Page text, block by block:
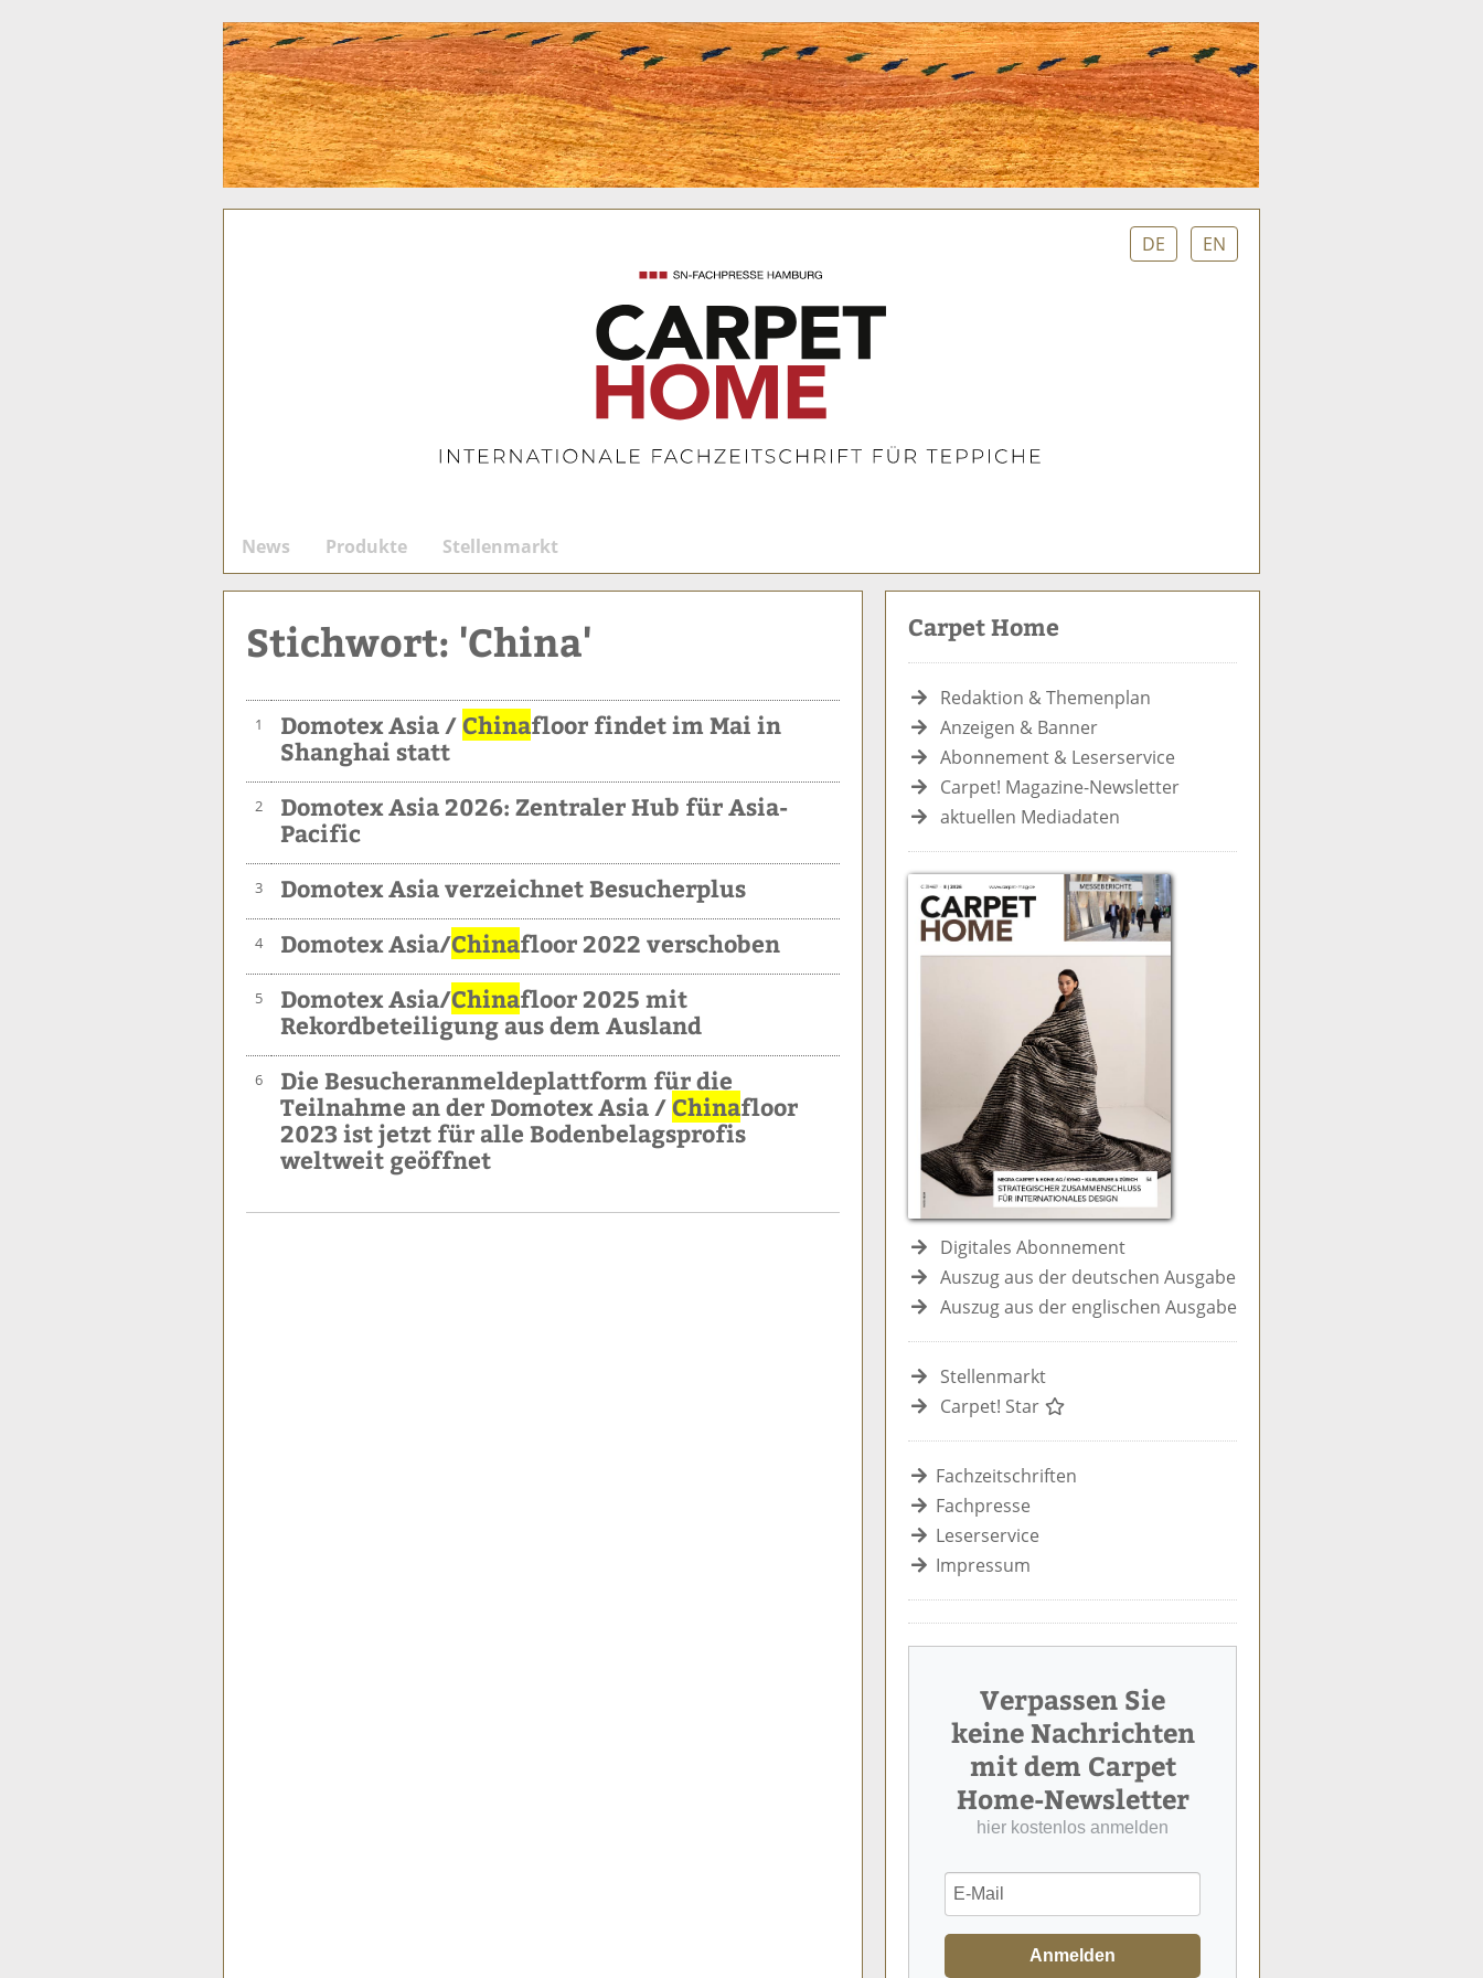
DE EN
News Produkte
Stellenmarkt
S
u
e
Stichwort: 'China'
1 Domotex Asia / Chinafloor findet im Mai in
Shanghai statt
2
Domotex Asia 2026: Zentraler Hub für Asia-
Pacific
3 Domotex Asia verzeichnet Besucherplus
4 Domotex Asia/Chinafloor 2022 verschoben
5 Domotex Asia/Chinafloor 2025 mit
Rekordbeteiligung aus dem Ausland
6
Die Besucheranmeldeplattform für die
Teilnahme an der Domotex Asia / Chinafloor
2023 ist jetzt für alle Bodenbelagsprofis
weltweit geöffnet
Carpet Home
Redaktion & Themenplan
Anzeigen & Banner
Abonnement & Leserservice
Carpet! Magazine-Newsletter
aktuellen Mediadaten
Digitales Abonnement
Auszug aus der deutschen Ausgabe
Auszug aus der englischen Ausgabe
Stellenmarkt
Carpet! Star
Fachzeitschriften
Fachpresse
Leserservice
Impressum
Verpassen Sie
keine Nachrichten
mit dem Carpet
Home-Newsletter
hier kostenlos anmelden
Anmelden